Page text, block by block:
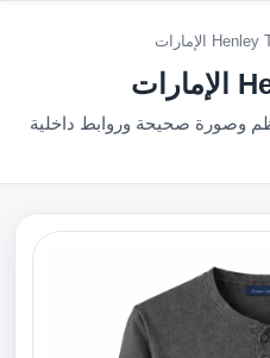
وصورة صحيحة وروابط داخلية